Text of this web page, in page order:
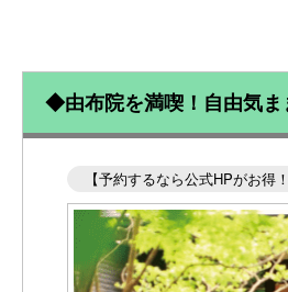
◆由布院を満喫！自由気
【予約するなら公式HPがお得